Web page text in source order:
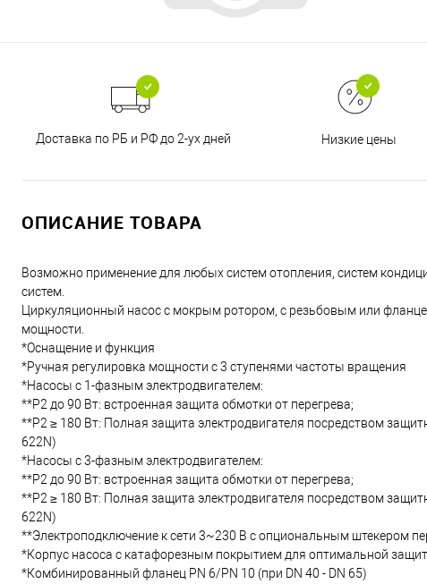
Доставка по РБ и РФ до 2-ух дней Низкие цены
ОПИСАНИЕ ТОВАРА
Возможно применение для любых систем отопления, систем
систем.
Циркуляционный насос с мокрым ротором, с резьбовым или
мощности.
*Оснащение и функция
*Ручная регулировка мощности с 3 ступенями частоты вращения
*Насосы с 1-фазным электродвигателем:
**P2 до 90 Вт: встроенная защита обмотки от перегрева;
**P2 ≥ 180 Вт: Полная защита электродвигателя посредством
622N)
*Насосы с 3-фазным электродвигателем:
**P2 до 90 Вт: встроенная защита обмотки от перегрева;
**P2 ≥ 180 Вт: Полная защита электродвигателя посредством
622N)
**Электроподключение к сети 3~230 В с опциональным штекером
*Корпус насоса с катафорезным покрытием для оптимальной
*Комбинированный фланец PN 6/PN 10 (при DN 40 - DN 65)